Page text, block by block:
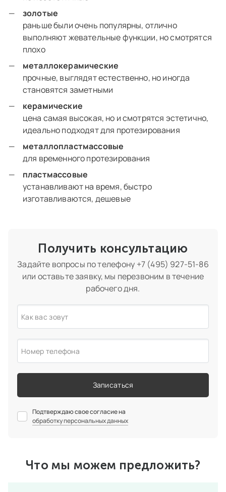
золотые
раньше были очень популярны, отлично
выполняют жевательные функции, но смотрятся
плохо
металлокерамические
прочные, выглядят естественно, но иногда
становятся заметными
керамические
цена самая высокая, но и смотрятся эстетично,
идеально подходят для протезирования
металлопластмассовые
для временного протезирования
пластмассовые
устанавливают на время, быстро
изготавливаются, дешевые
Получить консультацию
Задайте вопросы по телефону +7 (495) 927-51-86
или оставьте заявку, мы перезвоним в течение
рабочего дня.
Как вас зовут
Номер телефона
Записаться
Подтверждаю свое согласие на
обработку персональных данных
Что мы можем предложить?